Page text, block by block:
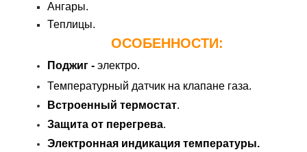
Ангары.
Теплицы.
ОСОБЕННОСТИ:
Поджиг - электро.
Температурный датчик на клапане газа.
Встроенный термостат.
Защита от перегрева.
Электронная индикация температуры.